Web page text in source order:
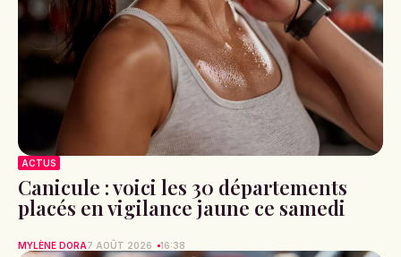
ACTUS
Canicule : voici les 30 départements
placés en vigilance jaune ce samedi
MYLÈNE DORA7 AOÛT 2026 16:38